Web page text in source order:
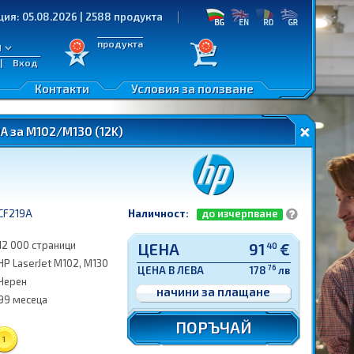
| 2588 продукта
Вход
продукта
Условия за ползване
Контакти
за M102/M130 (12K)
000 страници
LaserJet M102, M130
месеца
1
Наличност: до изчерпване
ЦЕНА 91 40 €
ЦЕНА В ЛЕВА 178 76 лв
начини за плащане
ПОРЪЧАЙ